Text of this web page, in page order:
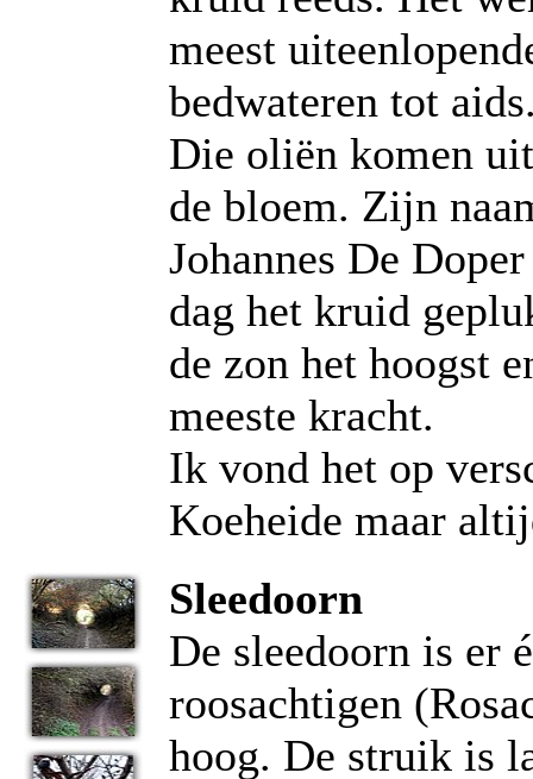
meest
bedwateren tot
Die oliën komen
de bloem. Zijn
Johannes De
dag het kruid
de zon het hoogst
meeste kracht.
Ik vond het op
Koeheide maar
Sleedoorn
De sleedoorn is er
roosachtigen
hoog. De struik is